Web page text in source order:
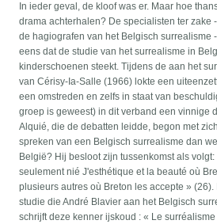
In ieder geval, de kloof was er. Maar hoe
drama achterhalen? De specialisten ter zake
de hagiografen van het Belgisch surrealisme
eens dat de studie van het surrealisme in
kinderschoenen steekt. Tijdens de aan het
van Cérisy-Ia-Salle (1966) lokte een
een omstreden en zelfs in staat van
groep is geweest) in dit verband een vinnige
Alquié, die de debatten leidde, begon met
spreken van een Belgisch surrealisme dan
België? Hij besloot zijn tussenkomst als
seulement nié J'esthétique et la beauté où
plusieurs autres où Breton les accepte » (26).
studie die André Blavier aan het Belgisch
schrijft deze kenner ijskoud : « Le